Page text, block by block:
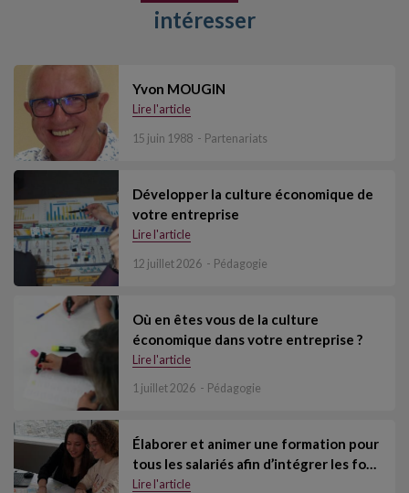
intéresser
Yvon MOUGIN
Lire l'article
15 juin 1988 Partenariats
Développer la culture économique de
votre entreprise
Lire l'article
12 juillet 2026 Pédagogie
Où en êtes vous de la culture
économique dans votre entreprise ?
Lire l'article
1 juillet 2026 Pédagogie
Élaborer et animer une formation pour
tous les salariés afin d’intégrer les fo…
Lire l'article